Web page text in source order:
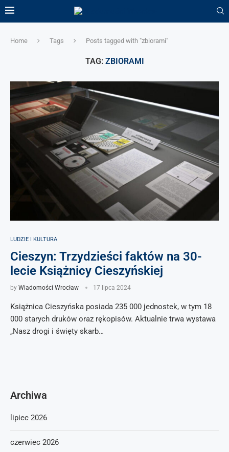
Home Tags Posts tagged with "zbiorami"
TAG: ZBIORAMI
LUDZIE I KULTURA
Cieszyn: Trzydzieści faktów na 30-
lecie Książnicy Cieszyńskiej
by Wiadomości Wrocław 17 lipca 2024
Książnica Cieszyńska posiada 235 000 jednostek, w tym 18
000 starych druków oraz rękopisów. Aktualnie trwa wystawa
„Nasz drogi i święty skarb…
Archiwa
lipiec 2026
czerwiec 2026